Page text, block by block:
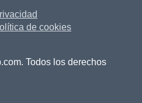
de cookies
Todos los derechos